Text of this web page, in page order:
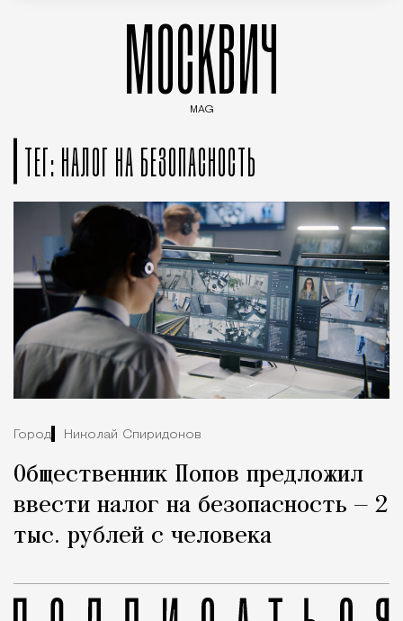
МОСКВИЧ
MAG
ТЕГ: НАЛОГ НА БЕЗОПАСНОСТЬ
Город Николай Спиридонов
Общественник Попов предложил
ввести налог на безопасность — 2
тыс. рублей с человека